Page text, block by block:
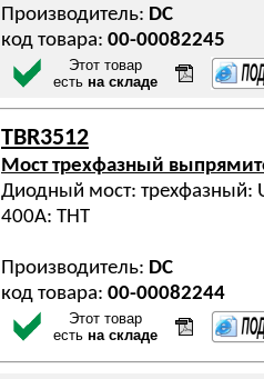
Производитель: DC
код товара: 00-00082245
Этот товар
есть на складе
TBR3512
Мост трехфазный
Диодный мост: трехфазный:
400А: THT
Производитель: DC
код товара: 00-00082244
Этот товар
есть на складе